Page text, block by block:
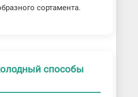
сортамента.
способы